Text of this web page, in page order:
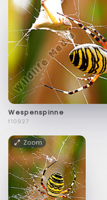
Wespenspinne
f10927
Zoom